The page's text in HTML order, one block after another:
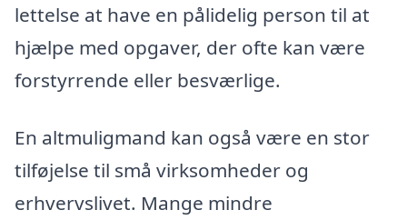
lettelse at have en pålidelig person til at
hjælpe med opgaver, der ofte kan være
forstyrrende eller besværlige.
En altmuligmand kan også være en stor
tilføjelse til små virksomheder og
erhvervslivet. Mange mindre